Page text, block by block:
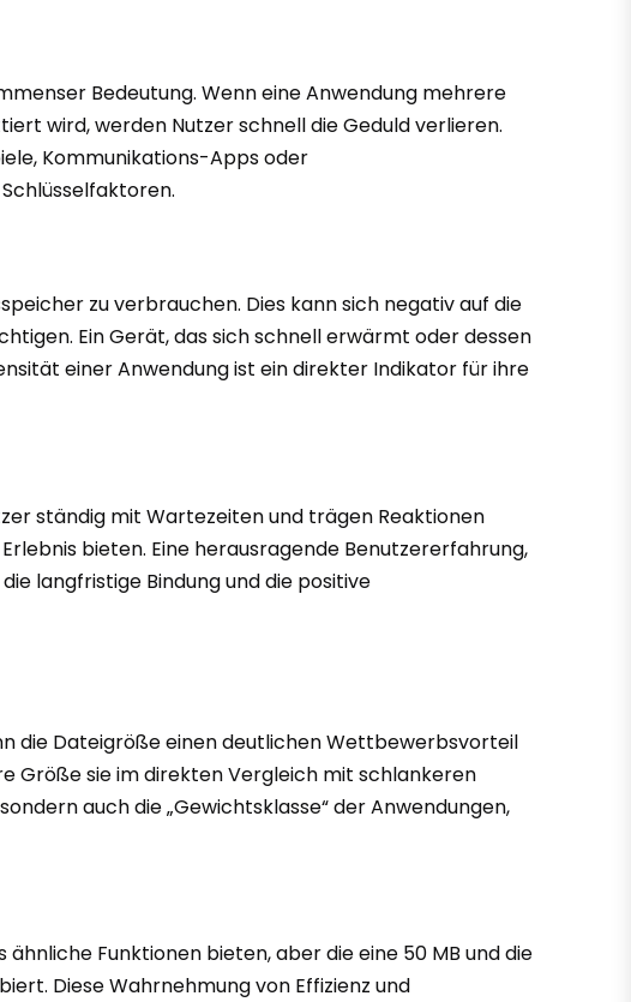
Bedeutung. Wenn eine Anwendung mehrere
wird, werden Nutzer schnell die Geduld verlieren.
Kommunikations-Apps oder
zu verbrauchen. Dies kann sich negativ auf die
Ein Gerät, das sich schnell erwärmt oder dessen
einer Anwendung ist ein direkter Indikator für ihre
ständig mit Wartezeiten und trägen Reaktionen
bieten. Eine herausragende Benutzererfahrung,
langfristige Bindung und die positive
die Dateigröße einen deutlichen Wettbewerbsvorteil
Größe sie im direkten Vergleich mit schlankeren
auch die „Gewichtsklasse“ der Anwendungen,
Funktionen bieten, aber die eine 50 MB und die
Diese Wahrnehmung von Effizienz und